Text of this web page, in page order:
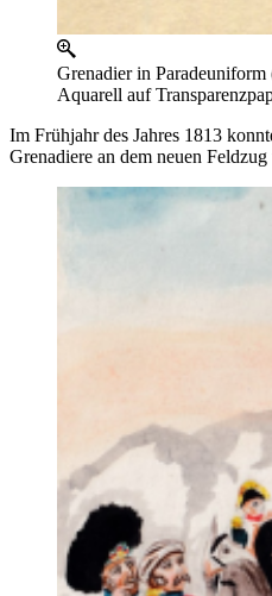
Grenadier in
Aquarell auf
Im Frühjahr des Jahres 1813
Grenadiere an dem neuen